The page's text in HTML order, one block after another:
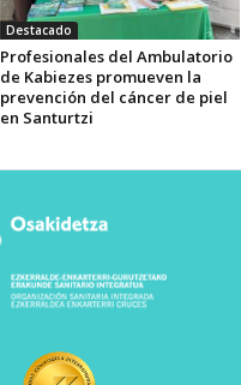
Destacado
Profesionales del Ambulatorio
de Kabiezes promueven la
prevención del cáncer de piel
en Santurtzi